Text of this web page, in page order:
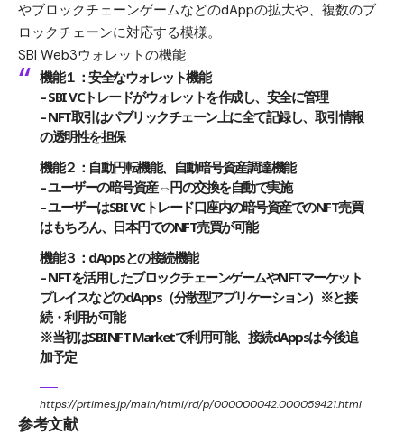
やブロックチェーンゲームなどのdAppの拡大や、複数のブ
ロックチェーンに対応する模様。
SBI Web3ウォレットの機能
機能１：安全なウォレット機能
– SBI VCトレードがウォレットを作成し、安全に管理
– NFT取引はパブリックチェーン上に全て記録し、取引情報
の透明性を担保
機能２：自動円転機能、自動暗号資産調達機能
– ユーザーの暗号資産⇔円の交換を自動で実施
– ユーザーはSBI VCトレード口座内の暗号資産でのNFT売買
はもちろん、日本円でのNFT売買が可能
機能３：dAppsとの接続機能
– NFTを活用したブロックチェーンゲームやNFTマーケット
プレイスなどのdApps（分散型アプリケーション）※と接
続・利用が可能
※当初はSBINFT Marketで利用可能、接続dAppsは今後追
加予定
https://prtimes.jp/main/html/rd/p/000000042.000059421.html
参考文献